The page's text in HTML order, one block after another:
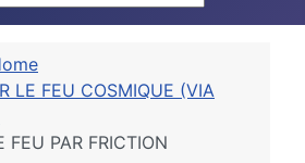
LE FEU COSMIQUE (VIA
FEU PAR FRICTION